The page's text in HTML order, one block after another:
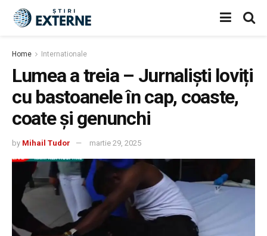
Home Internationale
Lumea a treia – Jurnaliști loviți
cu bastoanele în cap, coaste,
coate și genunchi
by Mihail Tudor martie 29, 2025